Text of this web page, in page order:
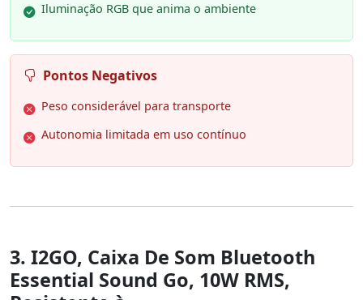
Iluminação RGB que anima o ambiente
Pontos Negativos
Peso considerável para transporte
Autonomia limitada em uso contínuo
3. I2GO, Caixa De Som Bluetooth
Essential Sound Go, 10W RMS,